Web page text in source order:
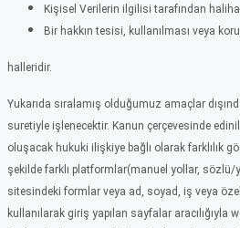
Kişisel Verilerin ilgilisi tarafından
Bir hakkın tesisi, kullanılması veya
halleridir.
Yukarıda sıralamış olduğumuz amaçlar
suretiyle işlenecektir. Kanun çerçevesinde
oluşacak hukuki ilişkiye bağlı olarak farklılık
şekilde farklı platformlar(manuel yollar, sözlü/
sitesindeki formlar veya ad, soyad, iş veya
kullanılarak giriş yapılan sayfalar aracılığıyla